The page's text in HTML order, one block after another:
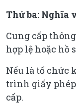
Thứ ba: Nghĩa
Cung cấp
hợp lệ hoặc hồ
Nếu là tổ chức
trình giấy
cấp.